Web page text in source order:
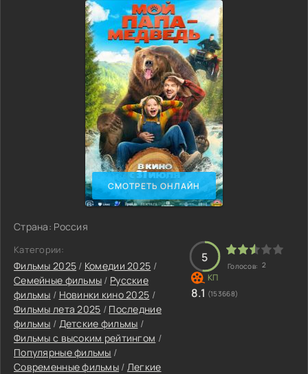
СМОТРЕТЬ ОНЛАЙН
Страна: Россия
Категории:
Фильмы 2025 / Комедии 2025 /
Семейные фильмы / Русские
фильмы / Новинки кино 2025 /
Фильмы лета 2025 / Последние
фильмы / Детские фильмы /
Фильмы с высоким рейтингом /
Популярные фильмы /
Современные фильмы / Легкие
5
Голосов: 2
8.1 (153668)